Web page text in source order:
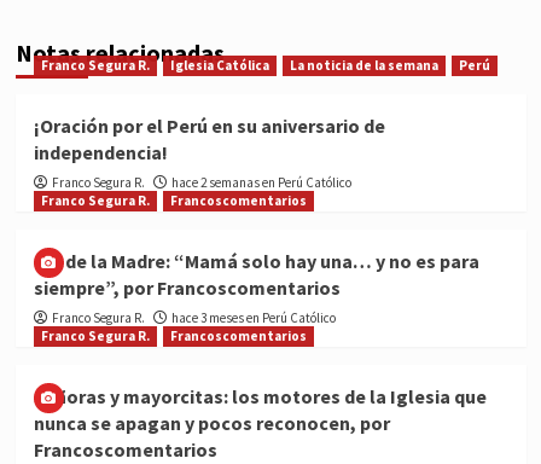
Notas relacionadas
Franco Segura R. Iglesia Católica La noticia de la semana Perú
¡Oración por el Perú en su aniversario de
independencia!
Franco Segura R.
hace 2 semanas en Perú Católico
Franco Segura R.
Francoscomentarios
Día de la Madre: “Mamá solo hay una… y no es para
siempre”, por Francoscomentarios
Franco Segura R.
hace 3 meses en Perú Católico
Franco Segura R.
Francoscomentarios
Señoras y mayorcitas: los motores de la Iglesia que
nunca se apagan y pocos reconocen, por
Francoscomentarios